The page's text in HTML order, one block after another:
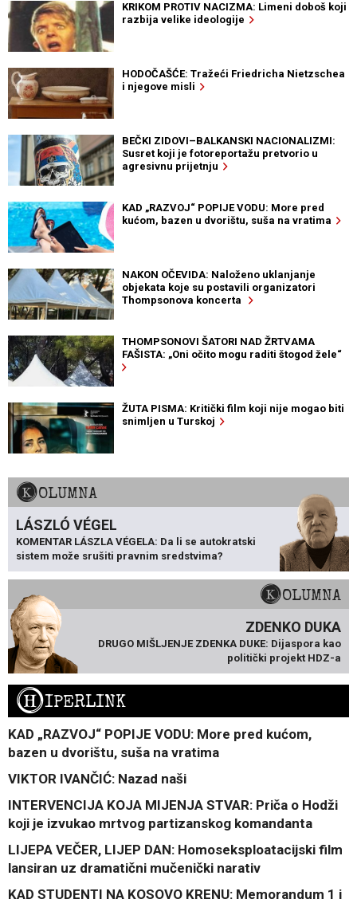
KRIKOM PROTIV NACIZMA: Limeni doboš koji
razbija velike ideologije
HODOČAŠĆE: Tražeći Friedricha Nietzschea
i njegove misli
BEČKI ZIDOVI–BALKANSKI NACIONALIZMI:
Susret koji je fotoreportažu pretvorio u
agresivnu prijetnju
KAD „RAZVOJ“ POPIJE VODU: More pred
kućom, bazen u dvorištu, suša na vratima
NAKON OČEVIDA: Naloženo uklanjanje
objekata koje su postavili organizatori
Thompsonova koncerta
THOMPSONOVI ŠATORI NAD ŽRTVAMA
FAŠISTA: „Oni očito mogu raditi štogod žele“
ŽUTA PISMA: Kritički film koji nije mogao biti
snimljen u Turskoj
KOLUMNA
LÁSZLÓ VÉGEL
KOMENTAR LÁSZLA VÉGELA: Da li se autokratski
sistem može srušiti pravnim sredstvima?
KOLUMNA
ZDENKO DUKA
DRUGO MIŠLJENJE ZDENKA DUKE: Dijaspora kao
politički projekt HDZ-a
HIPERLINK
KAD „RAZVOJ“ POPIJE VODU: More pred kućom,
bazen u dvorištu, suša na vratima
VIKTOR IVANČIĆ: Nazad naši
INTERVENCIJA KOJA MIJENJA STVAR: Priča o Hodži
koji je izvukao mrtvog partizanskog komandanta
LIJEPA VEČER, LIJEP DAN: Homoseksploatacijski film
lansiran uz dramatični mučenički narativ
KAD STUDENTI NA KOSOVO KRENU: Memorandum 1 i